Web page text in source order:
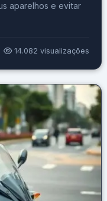
aparelhos e evitar
14.082 visualizações